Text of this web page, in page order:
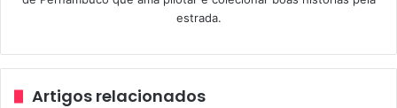
verão
estrada.
Artigos relacionados